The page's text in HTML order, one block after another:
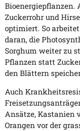
Bioenergiepflanzen.
Zuckerrohr und
optimiert. So
daran, die
Sorghum weiter zu
Pflanzen statt
den Blättern
Auch
Ansätze, Kastanien
Orangen vor der